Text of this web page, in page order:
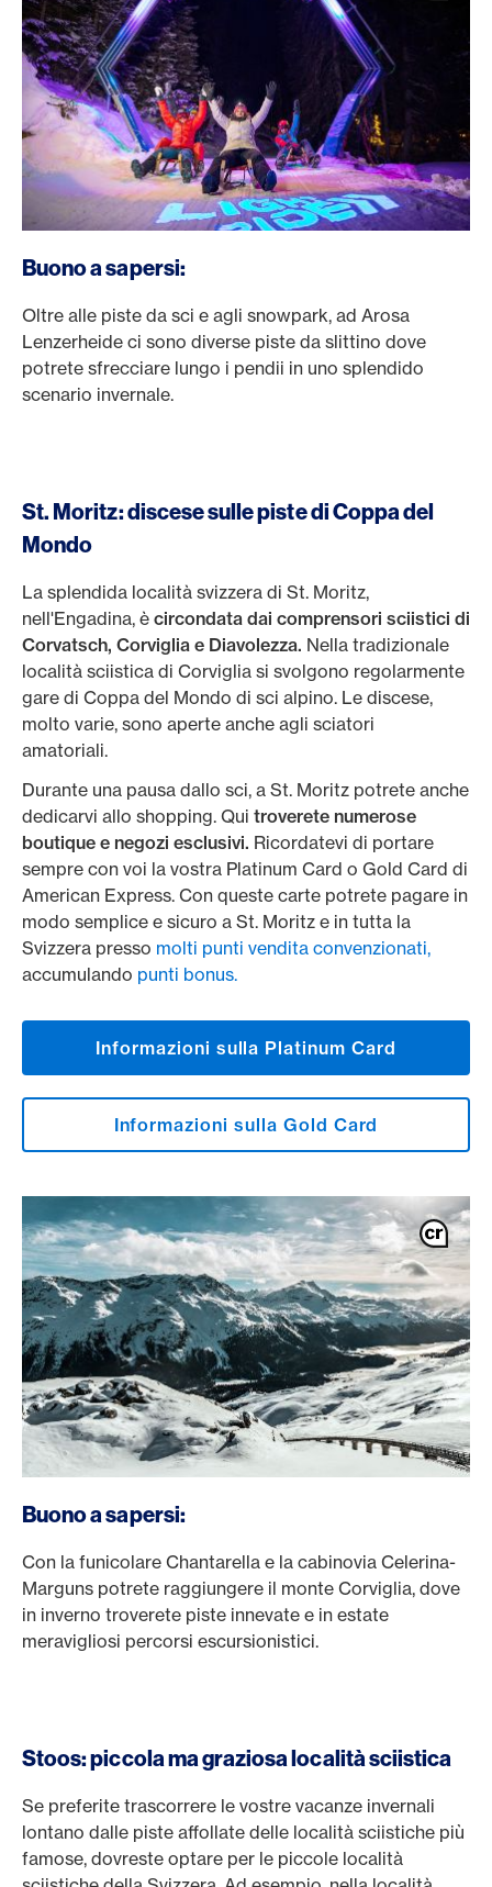
Buono a sapersi:
Oltre alle piste da sci e agli snowpark, ad Arosa
Lenzerheide ci sono diverse piste da slittino dove
potrete sfrecciare lungo i pendii in uno splendido
scenario invernale.
St. Moritz: discese sulle piste di Coppa del
Mondo
La splendida località svizzera di St. Moritz,
nell'Engadina, è circondata dai comprensori sciistici di
Corvatsch, Corviglia e Diavolezza. Nella tradizionale
località sciistica di Corviglia si svolgono regolarmente
gare di Coppa del Mondo di sci alpino. Le discese,
molto varie, sono aperte anche agli sciatori
amatoriali.
Durante una pausa dallo sci, a St. Moritz potrete anche
dedicarvi allo shopping. Qui troverete numerose
boutique e negozi esclusivi. Ricordatevi di portare
sempre con voi la vostra Platinum Card o Gold Card di
American Express. Con queste carte potrete pagare in
modo semplice e sicuro a St. Moritz e in tutta la
Svizzera presso molti punti vendita convenzionati,
accumulando punti bonus.
Informazioni sulla Platinum Card
Informazioni sulla Gold Card
Buono a sapersi:
Con la funicolare Chantarella e la cabinovia Celerina-
Marguns potrete raggiungere il monte Corviglia, dove
in inverno troverete piste innevate e in estate
meravigliosi percorsi escursionistici.
Stoos: piccola ma graziosa località sciistica
Se preferite trascorrere le vostre vacanze invernali
lontano dalle piste affollate delle località sciistiche più
famose, dovreste optare per le piccole località